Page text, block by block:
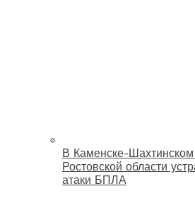
В Каменске-
Ростовской области
атаки БПЛА